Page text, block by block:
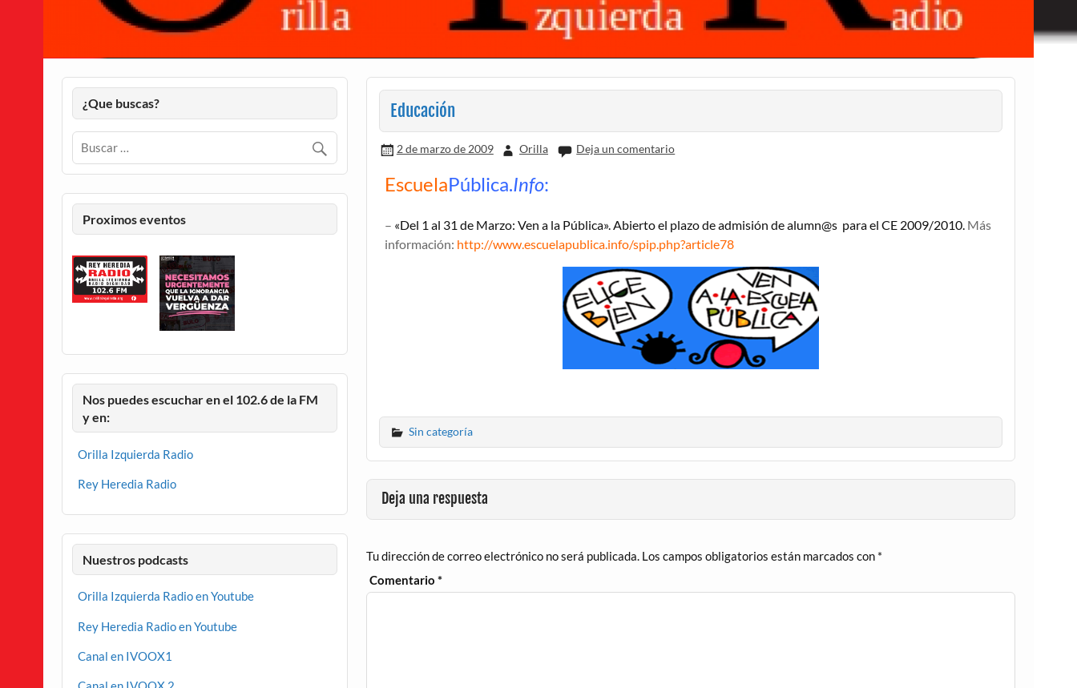
Educación
2 de marzo de 2009 Orilla Deja un comentario
EscuelaPública.Info:
– «Del 1 al 31 de Marzo: Ven a la Pública». Abierto el plazo de admisión de alumn@s para el CE 2009/2010. Más
información: http://www.escuelapublica.info/spip.php?article78
Sin categoría
Deja una respuesta
Tu dirección de correo electrónico no será publicada. Los campos obligatorios están marcados con *
Comentario*
¿Que buscas?
Proximos eventos
Nos puedes escuchar en el 102.6 de la FM
y en:
Orilla Izquierda Radio
Rey Heredia Radio
Nuestros podcasts
Orilla Izquierda Radio en Youtube
Rey Heredia Radio en Youtube
Canal en IVOOX1